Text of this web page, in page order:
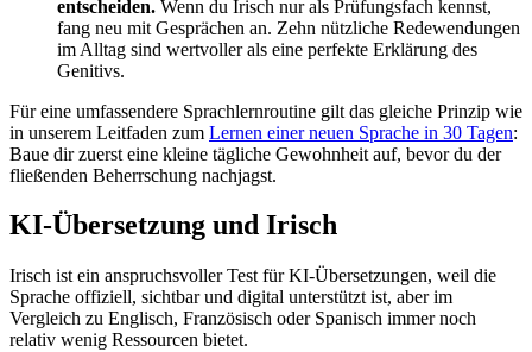
entscheiden. Wenn du Irisch nur als Prüfungsfach kennst,
fang neu mit Gesprächen an. Zehn nützliche Redewendungen
im Alltag sind wertvoller als eine perfekte Erklärung des
Genitivs.
Für eine umfassendere Sprachlernroutine gilt das gleiche Prinzip wie
in unserem Leitfaden zum Lernen einer neuen Sprache in 30 Tagen:
Baue dir zuerst eine kleine tägliche Gewohnheit auf, bevor du der
fließenden Beherrschung nachjagst.
KI-Übersetzung und Irisch
Irisch ist ein anspruchsvoller Test für KI-Übersetzungen, weil die
Sprache offiziell, sichtbar und digital unterstützt ist, aber im
Vergleich zu Englisch, Französisch oder Spanisch immer noch
relativ wenig Ressourcen bietet.